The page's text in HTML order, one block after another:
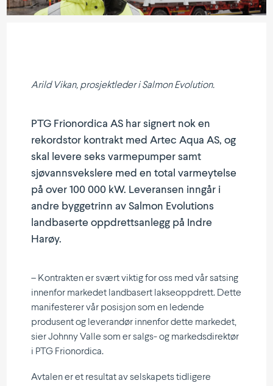
Arild Vikan, prosjektleder i Salmon Evolution.
PTG Frionordica AS har signert nok en
rekordstor kontrakt med Artec Aqua AS, og
skal levere seks varmepumper samt
sjøvannsvekslere med en total varmeytelse
på over 100 000 kW. Leveransen inngår i
andre byggetrinn av Salmon Evolutions
landbaserte oppdrettsanlegg på Indre
Harøy.
– Kontrakten er svært viktig for oss med vår satsing
innenfor markedet landbasert lakseoppdrett. Dette
manifesterer vår posisjon som en ledende
produsent og leverandør innenfor dette markedet,
sier Johnny Valle som er salgs- og markedsdirektør
i PTG Frionordica.
Avtalen er et resultat av selskapets tidligere